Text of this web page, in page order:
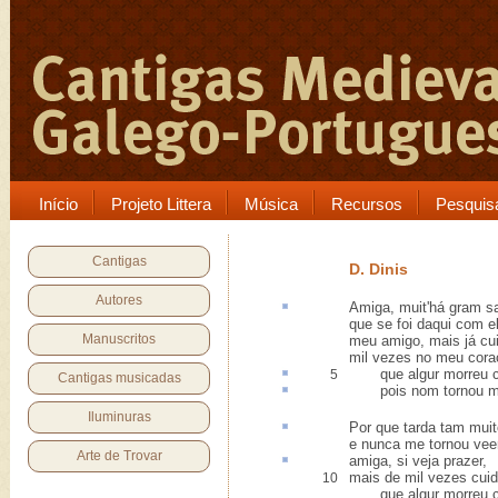
Início Projeto Littera Música Recursos
Cantigas
Autores
Manuscritos
Cantigas musicadas
Iluminuras
Arte de Trovar
D. Dinis
Amiga, muit'há gram
que se foi daqui com
meu amigo, mais já
mil vezes no meu
5 que algur morreu
pois nom tornou
Por que tarda tam
e nunca me tornou
amiga, si veja prazer,
10
mais de mil vezes
que algur morreu